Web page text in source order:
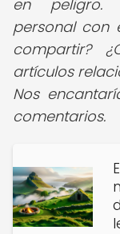
en peligro.
personal con
compartir?
artículos
Nos
comentarios.